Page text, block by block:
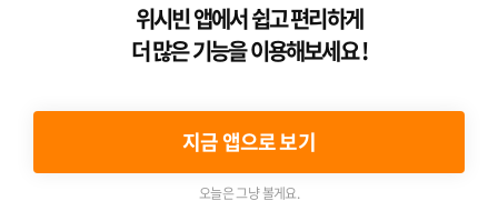
Venture Enterprise위시빈 앱에서 쉽고 편리하게
더 많은 기능을 이용해보세요 !
지금 앱으로 보기
오늘은 그냥 볼게요.